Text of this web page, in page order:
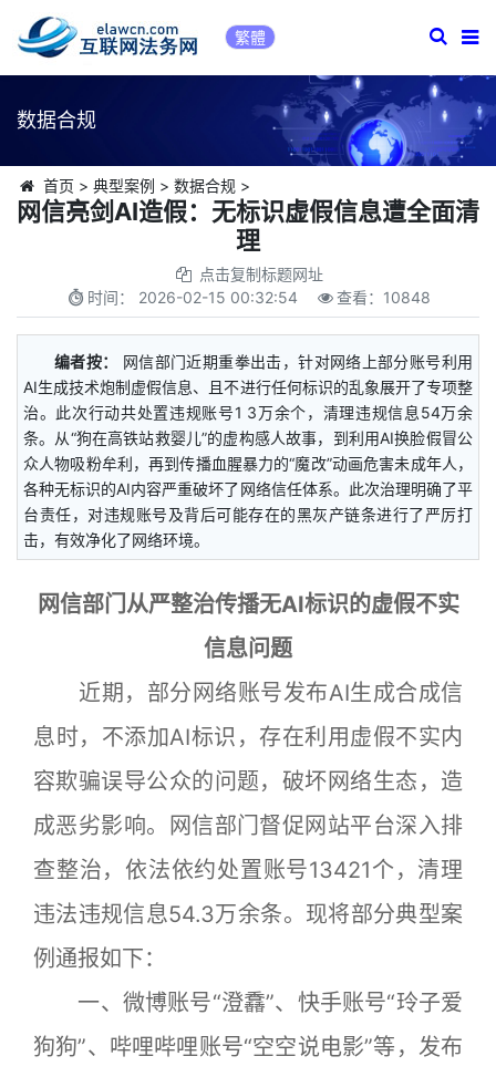
繁體
数据合规
首页 > 典型案例 > 数据合规 >
网信亮剑AI造假：无标识虚假信息遭全面清
理
点击复制标题网址
时间： 2026-02-15 00:32:54 查看： 10848
编者按：
网信部门近期重拳出击，针对网络上部分账号利用
AI生成技术炮制虚假信息、且不进行任何标识的乱象展开了专项整
治。此次行动共处置违规账号1 3万余个，清理违规信息54万余
条。从“狗在高铁站救婴儿”的虚构感人故事，到利用AI换脸假冒公
众人物吸粉牟利，再到传播血腥暴力的“魔改”动画危害未成年人，
各种无标识的AI内容严重破坏了网络信任体系。此次治理明确了平
台责任，对违规账号及背后可能存在的黑灰产链条进行了严厉打
击，有效净化了网络环境。
网信部门从严整治传播无AI标识的虚假不实
信息问题
近期，部分网络账号发布AI生成合成信
息时，不添加AI标识，存在利用虚假不实内
容欺骗误导公众的问题，破坏网络生态，造
成恶劣影响。网信部门督促网站平台深入排
查整治，依法依约处置账号13421个，清理
违法违规信息54.3万余条。现将部分典型案
例通报如下：
一、微博账号“澄馫”、快手账号“玲子爱
狗狗”、哔哩哔哩账号“空空说电影”等，发布